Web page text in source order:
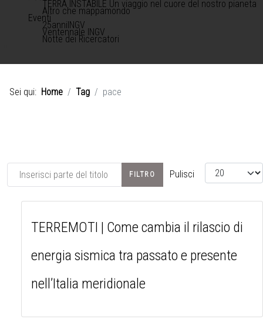
TERRA INSTABILE Un viaggio nel cuore del nostro pianeta
Altro che mappamondo
Eventi
25anniINGV
Ventennale INGV
Notte dei Ricercatori
Sei qui: Home Tag pace
Inserisci parte del titolo FILTRO Pulisci Visualizza #
TERREMOTI | Come cambia il rilascio di
energia sismica tra passato e presente
nell’Italia meridionale